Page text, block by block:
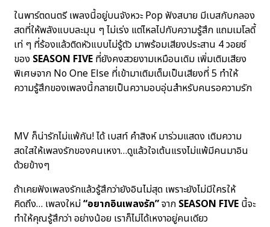
ในพาร์ตดนตรี เพลงนี้อยู่บนจังหวะ Pop ฟังสบาย มีเบสกับกลอง
สดที่ให้พลังแบบละมุน ๆ ไม่เร่ง แต่ไหลไปกับความรู้สึก แถมเมโลดี้
เท่ ๆ ที่ร้องแล้วติดหัวแบบไม่รู้ตัว มาพร้อมเสียงประสาน 4 วอยซ์
ของ SEASON FIVE ที่ยังคงสวยงามเหมือนเดิม เพิ่มเติมเสียง
พิเศษจาก No One Else ที่เข้ามาเติมเต็มเป็นเสียงที่ 5 ทำให้
ความรู้สึกของเพลงนี้กลายเป็นความอบอุ่นสำหรับคนรอความรัก
MV ก็น่ารักไม่แพ้กัน! ได้ เบสท์ คำสิงห์ มาร่วมแสดง เติมความ
สดใสให้เพลงรักของคนเหงา…ดูแล้วใจเต้นแรงไม่แพ้มีคนมาอิน
ด้วยข้างๆ
ถ้าเคยฟังเพลงรักแล้วรู้สึกว่ายังอินไม่สุด เพราะยังไม่มีใครให้
คิดถึง… เพลงใหม่“อยากอินเพลงรัก”จาก SEASON FIVE นี้จะ
ทำให้คุณรู้สึกว่า อย่างน้อย เราก็ไม่ได้เหงาอยู่คนเดียว